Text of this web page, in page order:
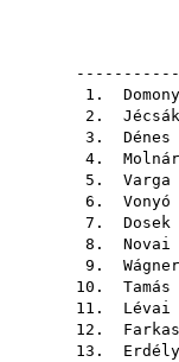
1.
2.
3.
4.
5.
6.
7. Dosek
8. Novai
9.
10.
11. Lévai
12.
13.